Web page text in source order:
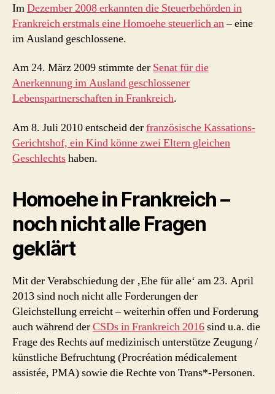
ImDezember 2008 erkannten die Steuerbehörden in
Frankreich erstmals eine Homoehe steuerlich an– eine
im Ausland geschlossene.
Am 24. März 2009 stimmte der Senat für die
Anerkennung im Ausland geschlossener
Lebenspartnerschaften in Frankreich.
Am 8. Juli 2010 entscheid derfranzösische Kassations-
Gerichtshof, ein Kind könne zwei Eltern gleichen
Geschlechtshaben.
Homoehe in Frankreich –
noch nicht alle Fragen
geklärt
Mit der Verabschiedung der ‚Ehe für alle‘ am 23. April
2013 sind noch nicht alle Forderungen der
Gleichstellung erreicht – weiterhin offen und Forderung
auch während derCSDs in Frankreich 2016sind u.a. die
Frage des Rechts auf medizinisch unterstütze Zeugung /
künstliche Befruchtung (Procréation médicalement
assistée, PMA) sowie die Rechte von Trans*-Personen.